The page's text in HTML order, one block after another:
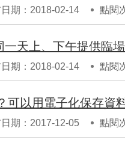
期：2018-02-14 點閱
期：2018-02-14 點閱
可以用電子化保存資
期：2017-12-05 點閱